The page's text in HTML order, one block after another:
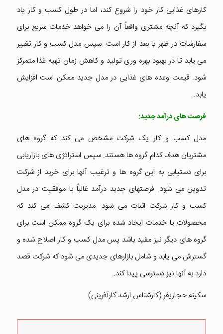
کارهای غذایی کار خود را شروع کند، اما در طول کسب و کار یاد
بگیرد که آنچه مشتری واقعاً آن را می خواهد خدمات سریع برای
سفارشات در ظهر یا بعد از کار است. سپس مدل کسب و کار تغییر
می یابد تا در بهبود بهره وری تولید و کاهش زمان تهیه غذا متمرکز
شود. قیمت وعده های غذایی در مدل جدید ممکن است افزایش
یابد.
فرصت های درآمد جدید:
مدل کسب و کار یک شرکت مشخص می کند که گروه های
مشتریان هدف کدام گروه ها هستند. سپس استراتژی های بازاریابی
برای دستیابی به این گروه ها و ترغیب آنها برای خرید از شرکت
تدوین می شود. فرصتهای جدید درآمد غالباً با موفقیت در مدل
کسب و کار شرکت اثبات می شود .مدیریت کشف می کند که
محصولات یا خدمات ایجاد شده برای یک گروه ممکن است برای
گروه های دیگر نیز مفید باشد پس مدل کسب و کار اصلاح شده و
گسترش می یابد و شامل بازارهای جدیدی می شود که شرکت قصد
دارد به آنها نیز دسترسی پیدا کند.
سکینه حجازیفر (کارشناس ارشد کارآفرینی)